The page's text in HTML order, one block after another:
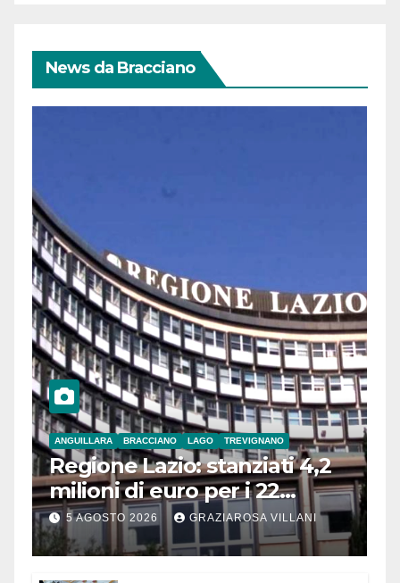
News da Bracciano
ANGUILLARA BRACCIANO LAGO TREVIGNANO
Regione Lazio: stanziati 4,2
milioni di euro per i 22
Comuni dell’Etruria
Meridionale
5 AGOSTO 2026 GRAZIAROSA VILLANI